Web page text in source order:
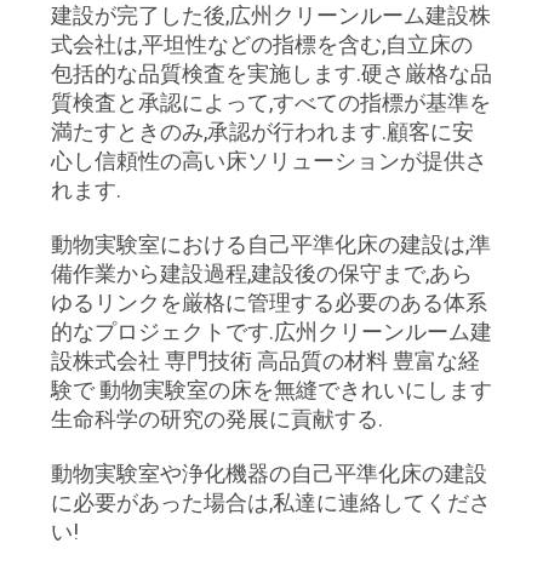
建設が完了した後,広州クリーンルーム建設株
式会社は,平坦性などの指標を含む,自立床の
包括的な品質検査を実施します.硬さ厳格な品
質検査と承認によって,すべての指標が基準を
満たすときのみ,承認が行われます.顧客に安
心し信頼性の高い床ソリューションが提供さ
れます.
動物実験室における自己平準化床の建設は,準
備作業から建設過程,建設後の保守まで,あら
ゆるリンクを厳格に管理する必要のある体系
的なプロジェクトです.広州クリーンルーム建
設株式会社 専門技術 高品質の材料 豊富な経
験で 動物実験室の床を無縫できれいにします
生命科学の研究の発展に貢献する.
動物実験室や浄化機器の自己平準化床の建設
に必要があった場合は,私達に連絡してくださ
い!